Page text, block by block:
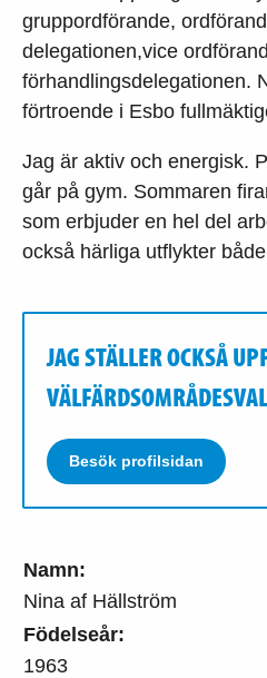
Namn:
Nina af Hällström
Födelseår:
1963
gruppordförande,
delegationen,vice
förhandlingsdelegationen.
förtroende i Esbo
Jag är aktiv och energisk.
går på gym. Sommaren
som erbjuder en hel del
också härliga utflykter
JAG STÄLLER OCKSÅ
Besök profilsidan